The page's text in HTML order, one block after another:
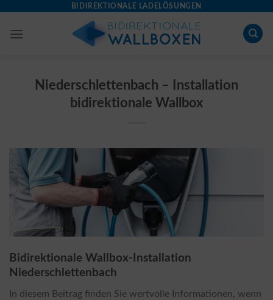
content
BIDIREKTIONALE LADELÖSUNGEN
Niederschlettenbach – Installation
bidirektionale Wallbox
Bidirektionale Wallbox-Installation
Niederschlettenbach
In diesem Beitrag finden Sie wertvolle Informationen, wenn